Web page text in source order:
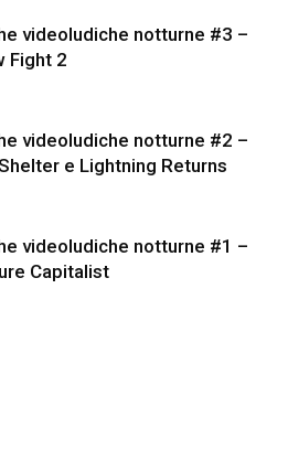
videoludiche notturne #3 –
Fight 2
videoludiche notturne #2 –
e Lightning Returns
videoludiche notturne #1 –
Capitalist